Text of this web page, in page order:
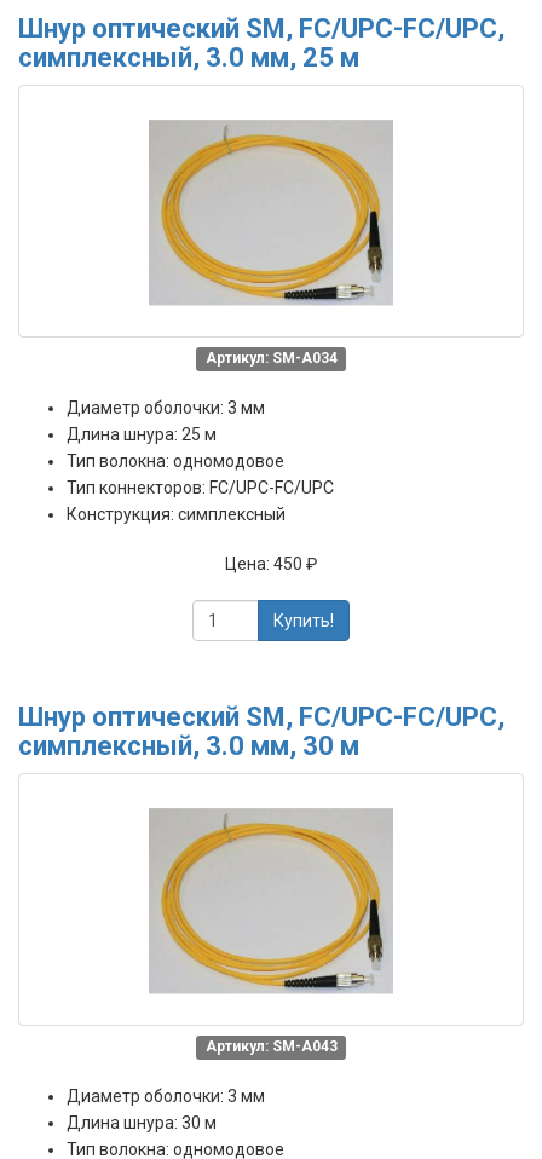
Шнур оптический SM, FC/UPC-FC/UPC,
симплексный, 3.0 мм, 25 м
Артикул: SM-A034
Диаметр оболочки: 3 мм
Длина шнура: 25 м
Тип волокна: одномодовое
Тип коннекторов: FC/UPC-FC/UPC
Конструкция: симплексный
Цена: 450 ₽
Купить!
Шнур оптический SM, FC/UPC-FC/UPC,
симплексный, 3.0 мм, 30 м
Артикул: SM-A043
Диаметр оболочки: 3 мм
Длина шнура: 30 м
Тип волокна: одномодовое